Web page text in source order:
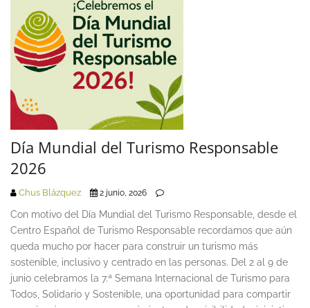
Día Mundial del Turismo Responsable
2026
Chus Blázquez 2 junio, 2026
Con motivo del Día Mundial del Turismo Responsable, desde el
Centro Español de Turismo Responsable recordamos que aún
queda mucho por hacer para construir un turismo más
sostenible, inclusivo y centrado en las personas. Del 2 al 9 de
junio celebramos la 7.ª Semana Internacional de Turismo para
Todos, Solidario y Sostenible, una oportunidad para compartir